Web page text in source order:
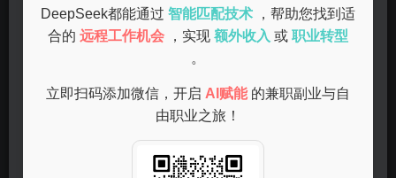
在选择网上兼职工作之前，首先要了解当前有哪些常见的兼
打字员
DeepSeek都能通过 智能匹配技术
，帮助您找到适
合的 远程工作机会 ，实现 额外收入 或 职业转型
。
立即扫码添加微信，开启 AI赋能 的兼职副业与自
由职业之旅！